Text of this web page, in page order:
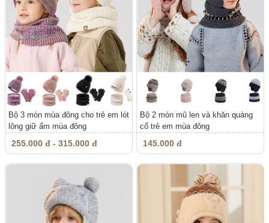
Bộ 3 món mùa đông cho trẻ em lót
lông giữ ấm mùa đông
255.000 đ - 315.000 đ
Bộ 2 món mũ len và khăn quàng
cổ trẻ em mùa đông
145.000 đ